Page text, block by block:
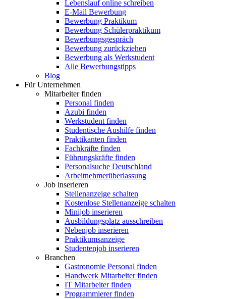
Lebenslauf online schreiben
E-Mail Bewerbung
Bewerbung Praktikum
Bewerbung Schülerpraktikum
Bewerbungsgespräch
Bewerbung zurückziehen
Bewerbung als Werkstudent
Alle Bewerbungstipps
Blog
Für Unternehmen
Mitarbeiter finden
Personal finden
Azubi finden
Werkstudent finden
Studentische Aushilfe finden
Praktikanten finden
Fachkräfte finden
Führungskräfte finden
Personalsuche Deutschland
Arbeitnehmerüberlassung
Job inserieren
Stellenanzeige schalten
Kostenlose Stellenanzeige schalten
Minijob inserieren
Ausbildungsplatz ausschreiben
Nebenjob inserieren
Praktikumsanzeige
Studentenjob inserieren
Branchen
Gastronomie Personal finden
Handwerk Mitarbeiter finden
IT Mitarbeiter finden
Programmierer finden